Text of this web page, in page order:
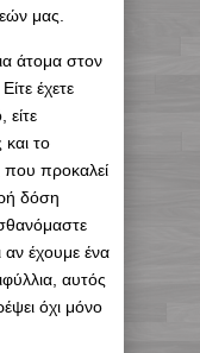
μας.
άτομα στον
έχετε
είτε
το
που προκαλεί
δόση
αν έχουμε ένα
αυτός
όχι μόνο